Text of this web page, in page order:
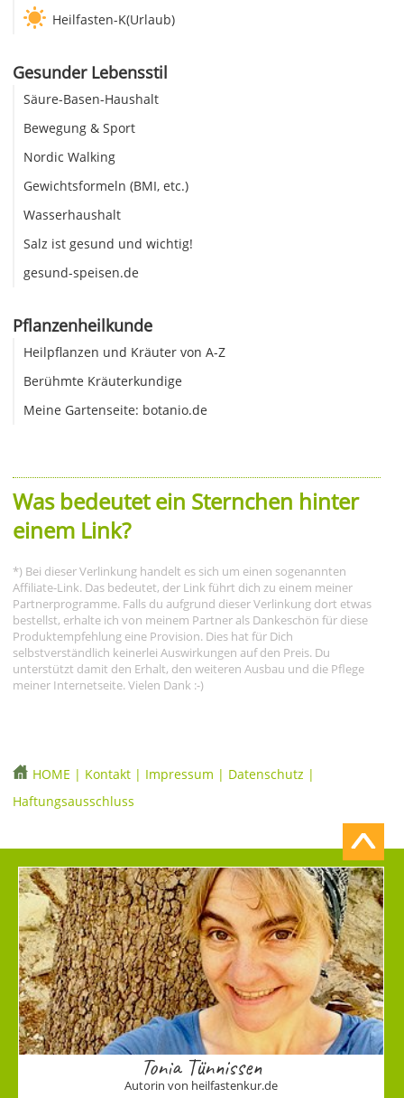
Heilfasten-K(Urlaub)
Gesunder Lebensstil
Säure-Basen-Haushalt
Bewegung & Sport
Nordic Walking
Gewichtsformeln (BMI, etc.)
Wasserhaushalt
Salz ist gesund und wichtig!
gesund-speisen.de
Pflanzenheilkunde
Heilpflanzen und Kräuter von A-Z
Berühmte Kräuterkundige
Meine Gartenseite: botanio.de
Was bedeutet ein Sternchen hinter
einem Link?
*) Bei dieser Verlinkung handelt es sich um einen sogenannten
Affiliate-Link. Das bedeutet, der Link führt dich zu einem meiner
Partnerprogramme. Falls du aufgrund dieser Verlinkung dort etwas
bestellst, erhalte ich von meinem Partner als Dankeschön für diese
Produktempfehlung eine Provision. Dies hat für Dich
selbstverständlich keinerlei Auswirkungen auf den Preis. Du
unterstützt damit den Erhalt, den weiteren Ausbau und die Pflege
meiner Internetseite. Vielen Dank :-)
HOME | Kontakt | Impressum | Datenschutz |
Haftungsausschluss
Tonia Tünnissen
Autorin von heilfastenkur.de